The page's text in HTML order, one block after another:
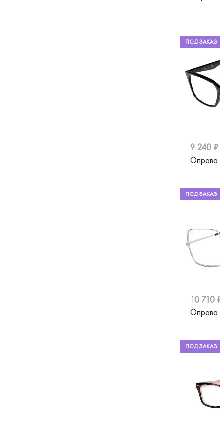
ПОД ЗАКАЗ
9 240 ₽
Оправа
ПОД ЗАКАЗ
10 710
Оправа
ПОД ЗАКАЗ